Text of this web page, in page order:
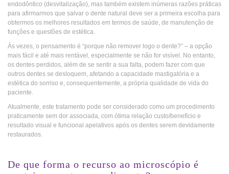
endodôntico (desvitalização), mas também existem inúmeras razões práticas
para afirmarmos que salvar o dente natural deve ser a primeira escolha para
obtermos os melhores resultados em termos de saúde, de manutenção de
funções e questões de estética.
Às vezes, o pensamento é “porque não remover logo o dente?” – a opção
mais fácil e até mais rentável, especialmente se não for visível. No entanto,
os dentes perdidos, além de se sentir a sua falta, podem fazer com que
outros dentes se desloquem, afetando a capacidade mastigatória e a
estética do sorriso e, consequentemente, a própria qualidade de vida do
paciente.
Atualmente, este tratamento pode ser considerado como um procedimento
praticamente sem dor associada, com ótima relação custo/benefício e
resultado visual e funcional apelativos após os dentes serem devidamente
restaurados.
De que forma o recurso ao microscópio é